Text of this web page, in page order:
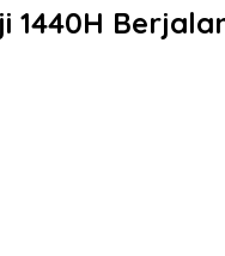
1440H